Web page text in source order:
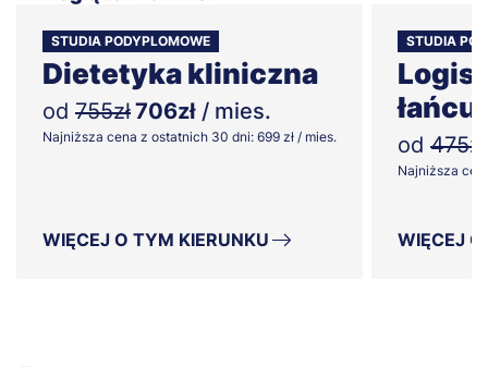
STUDIA PODYPLOMOWE
Dietetyka kliniczna
od 755zł706zł / mies.
Najniższa cena z ostatnich 30 dni: 699 zł / mies.
WIĘCEJ O TYM KIERUNKU
STUDIA
od 475zł
Najniższa
WIĘCEJ